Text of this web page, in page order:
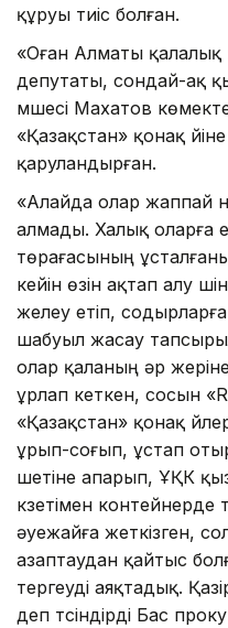
құруы тиіс болған.
«Оған Алматы
депутаты, сондай-ақ
мүшесі Махатов
«Қазақстан» қонақ
қаруландырған.
«Алайда олар жаппай
алмады. Халық оларға
төрағасының
кейін өзін ақтап алу
желеу етіп,
шабуыл жасау
олар қаланың әр
ұрлап кеткен, сосын
«Қазақстан» қонақ
ұрып-соғып, ұстап
шетіне апарып, ҰҚК
күзетімен
әуежайға жеткізген,
азаптаудан қайтыс
тергеуді аяқтадық.
деп түсіндірді Бас